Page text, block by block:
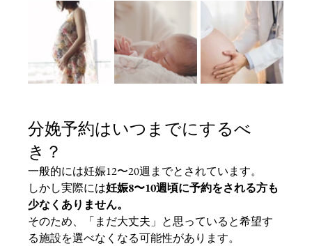
分娩予約はいつまでにするべ
き？
一般的には妊娠12〜20週までとされています。
しかし実際には妊娠8〜10週頃に予約をされる方も
少なくありません。
そのため、「まだ大丈夫」と思っていると希望す
る施設を選べなくなる可能性があります。